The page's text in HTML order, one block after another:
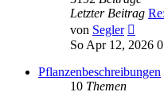
Letzter Beitrag
von Segler
So Apr 12, 2026
Pflanzenbeschreibungen
10 Themen